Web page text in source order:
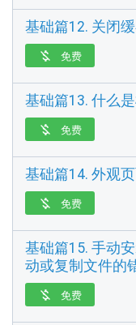
基础篇12. 关闭
 免费
基础篇13. 什么
 免费
基础篇14. 外观
 免费
基础篇15. 手动
动或复制文件的
 免费